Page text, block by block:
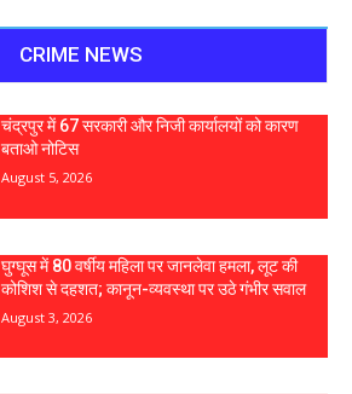
CRIME NEWS
चंद्रपुर में 67 सरकारी और निजी कार्यालयों को कारण
बताओ नोटिस
August 5, 2026
घुग्घूस में 80 वर्षीय महिला पर जानलेवा हमला, लूट की
कोशिश से दहशत; कानून-व्यवस्था पर उठे गंभीर सवाल
August 3, 2026